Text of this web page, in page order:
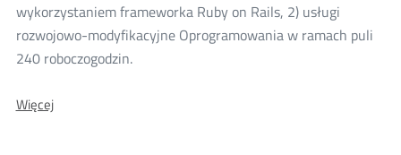
wykorzystaniem frameworka Ruby on Rails, 2) usługi
rozwojowo-modyfikacyjne Oprogramowania w ramach puli
240 roboczogodzin.
WięcejO: